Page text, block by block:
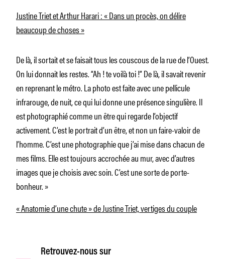
Justine Triet et Arthur Harari : « Dans un procès, on délire
beaucoup de choses »
De là, il sortait et se faisait tous les couscous de la rue de l’Ouest.
On lui donnait les restes. “Ah ! te voilà toi !” De là, il savait revenir
en reprenant le métro. La photo est faite avec une pellicule
infrarouge, de nuit, ce qui lui donne une présence singulière. Il
est photographié comme un être qui regarde l’objectif
activement. C’est le portrait d’un être, et non un faire-valoir de
l’homme. C’est une photographie que j’ai mise dans chacun de
mes films. Elle est toujours accrochée au mur, avec d’autres
images que je choisis avec soin. C’est une sorte de porte-
bonheur. »
« Anatomie d’une chute » de Justine Triet, vertiges du couple
Retrouvez-nous sur